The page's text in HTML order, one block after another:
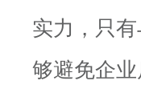
实力，只
够避免企业